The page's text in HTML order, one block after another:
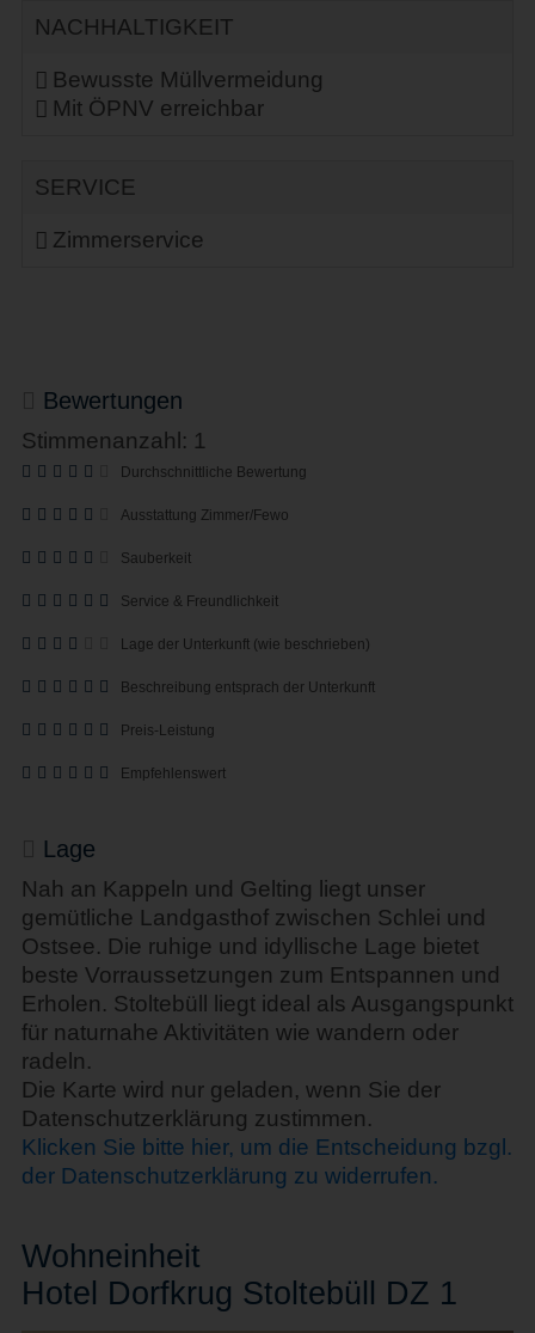
NACHHALTIGKEIT
Bewusste Müllvermeidung
Mit ÖPNV erreichbar
SERVICE
Zimmerservice
Bewertungen
Stimmenanzahl: 1
Durchschnittliche Bewertung
Ausstattung Zimmer/Fewo
Sauberkeit
Service & Freundlichkeit
Lage der Unterkunft (wie beschrieben)
Beschreibung entsprach der Unterkunft
Preis-Leistung
Empfehlenswert
Lage
Nah an Kappeln und Gelting liegt unser
gemütliche Landgasthof zwischen Schlei und
Ostsee. Die ruhige und idyllische Lage bietet
beste Vorraussetzungen zum Entspannen und
Erholen. Stoltebüll liegt ideal als Ausgangspunkt
für naturnahe Aktivitäten wie wandern oder
radeln.
Die Karte wird nur geladen, wenn Sie der
Datenschutzerklärung zustimmen.
Klicken Sie bitte hier, um die Entscheidung bzgl.
der Datenschutzerklärung zu widerrufen.
Wohneinheit
Hotel Dorfkrug Stoltebüll DZ 1